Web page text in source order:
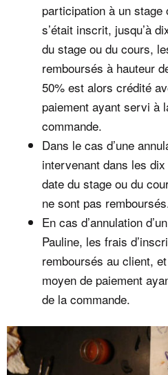
participation à un stage
s’était inscrit, jusqu’à
du stage ou du cours,
remboursés à hauteur
50% est alors crédité
paiement ayant servi à
commande.
Dans le cas d’une
intervenant dans les
date du stage ou du
ne sont pas
En cas d’annulation
Pauline, les frais
remboursés au client,
moyen de paiement
de la commande.